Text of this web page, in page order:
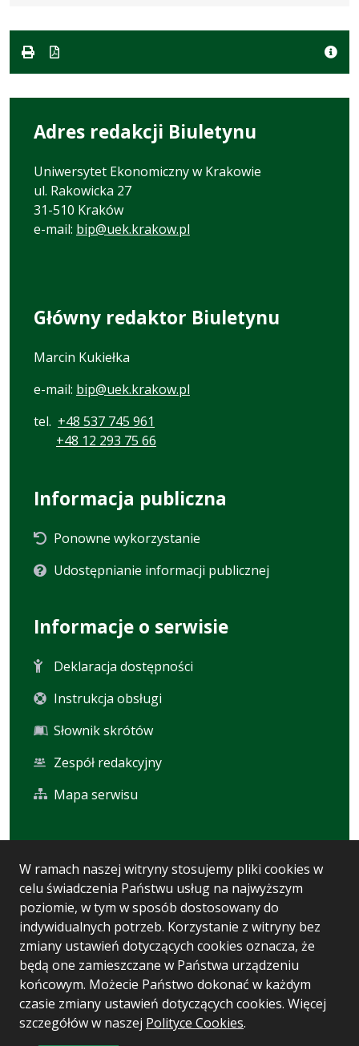
W ramach naszej witryny stosujemy pliki cookies w
celu świadczenia Państwu usług na najwyższym
poziomie, w tym w sposób dostosowany do
indywidualnych potrzeb. Korzystanie z witryny bez
zmiany ustawień dotyczących cookies oznacza, że
będą one zamieszczane w Państwa urządzeniu
końcowym. Możecie Państwo dokonać w każdym
czasie zmiany ustawień dotyczących cookies. Więcej
szczegółów w naszej Polityce Cookies.
formacie:
30
Adres redakcji Biuletynu
Uniwersytet Ekonomiczny w Krakowie
ul. Rakowicka 27
31-510 Kraków
e-mail: bip@uek.krakow.pl
Główny redaktor Biuletynu
Marcin Kukiełka
e-mail: bip@uek.krakow.pl
tel. +48 537 745 961
+48 12 293 75 66
Informacja publiczna
Ponowne wykorzystanie
Udostępnianie informacji publicznej
Informacje o serwisie
Deklaracja dostępności
Instrukcja obsługi
Słownik skrótów
Zespół redakcyjny
Mapa serwisu
Statystyki oglądalności
Ostatnio dodane
Polityka prywatności
Wersja systemu: 5.7.0 [93]
Ostatnia aktualizacja BIP: 04.08.2026 10:33